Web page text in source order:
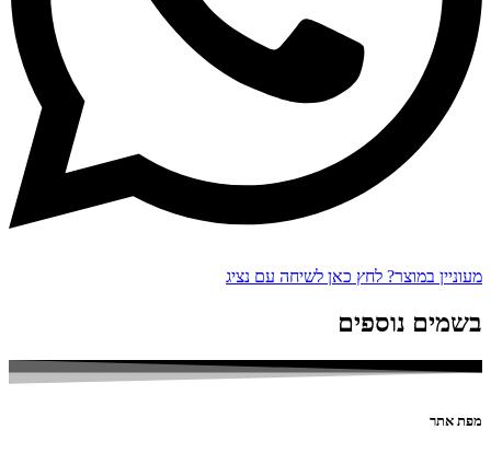
מעוניין במוצר? לחץ כאן לשיחה עם נציג
בשמים נוספים
מפת אתר